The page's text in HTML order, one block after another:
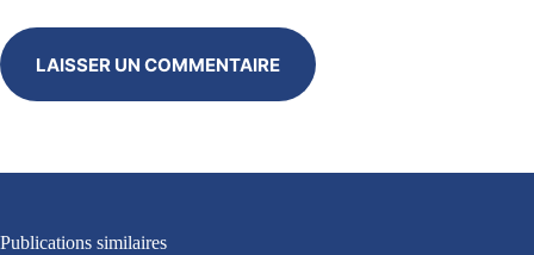
LAISSER UN COMMENTAIRE
Publications similaires